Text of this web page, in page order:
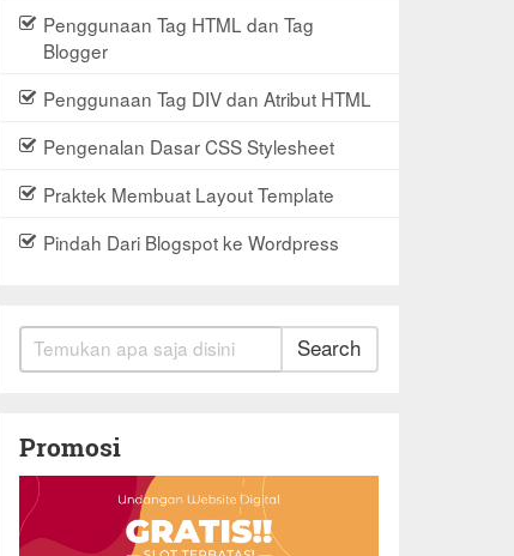
Penggunaan Tag HTML dan Tag
Blogger
Penggunaan Tag DIV dan Atribut HTML
Pengenalan Dasar CSS Stylesheet
Praktek Membuat Layout Template
Pindah Dari Blogspot ke Wordpress
Search
Promosi